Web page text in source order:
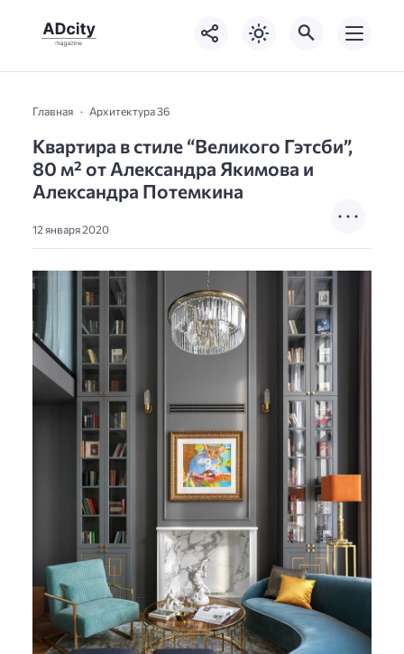
Главная Архитектура 36
Квартира в стиле “Великого Гэтсби”,
80 м² от Александра Якимова и
Александра Потемкина
12 января 2020